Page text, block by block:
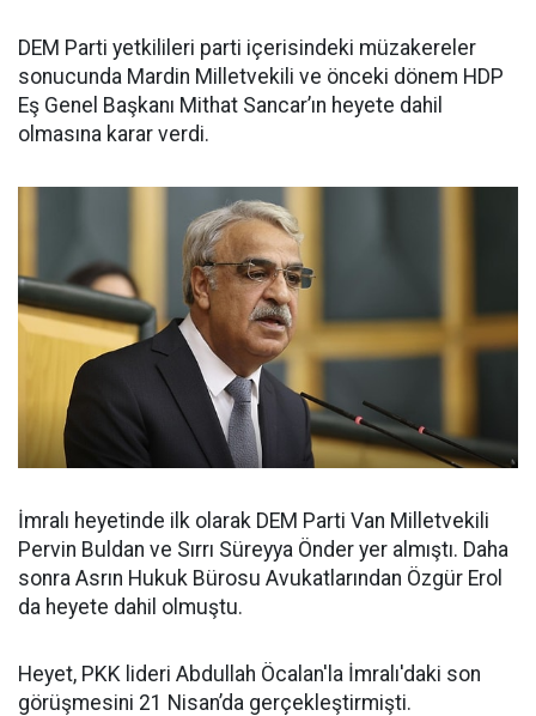
DEM Parti yetkilileri parti içerisindeki müzakereler
sonucunda Mardin Milletvekili ve önceki dönem HDP
Eş Genel Başkanı Mithat Sancar’ın heyete dahil
olmasına karar verdi.
İmralı heyetinde ilk olarak DEM Parti Van Milletvekili
Pervin Buldan ve Sırrı Süreyya Önder yer almıştı. Daha
sonra Asrın Hukuk Bürosu Avukatlarından Özgür Erol
da heyete dahil olmuştu.
Heyet, PKK lideri Abdullah Öcalan'la İmralı'daki son
görüşmesini 21 Nisan’da gerçekleştirmişti.